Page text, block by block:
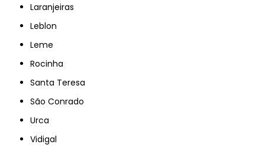
Laranjeiras
Leblon
Leme
Rocinha
Santa Teresa
São Conrado
Urca
Vidigal